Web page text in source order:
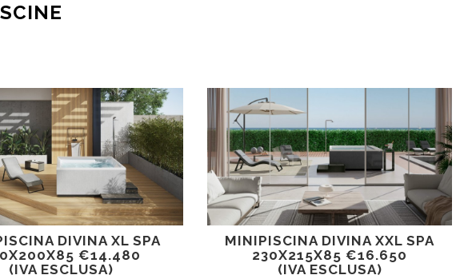
DIVINA XL SPA
€14.480
(IVA ESCLUSA)
MINIPISCINA DIVINA XXL SPA
230X215X85 €16.650
(IVA ESCLUSA)